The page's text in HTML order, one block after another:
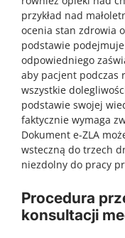
przykład nad
ocenia stan zdrowia
podstawie
odpowiedniego
aby pacjent podczas
wszystkie
podstawie swojej
faktycznie wymaga
Dokument e-ZLA
wsteczną do trzech
niezdolny do pracy
Procedura
konsultacji